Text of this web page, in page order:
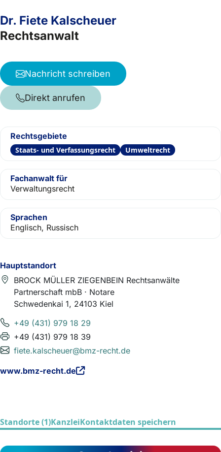
Hauptstandort
BROCK MÜLLER ZIEGENBEIN Rechtsanwälte
Partnerschaft mbB · Notare
Schwedenkai 1, 24103 Kiel
+49 (431) 979 18 29
+49 (431) 979 18 39
fiete.kalscheuer@bmz-recht.de
www.bmz-recht.de
Dr. Fiete Kalscheuer
Rechtsanwalt
Nachricht schreiben
Direkt anrufen
Rechtsgebiete
Staats- und Verfassungsrecht Umweltrecht
Fachanwalt für
Verwaltungsrecht
Sprachen
Englisch, Russisch
Standorte (1)KanzleiKontaktdaten speichern